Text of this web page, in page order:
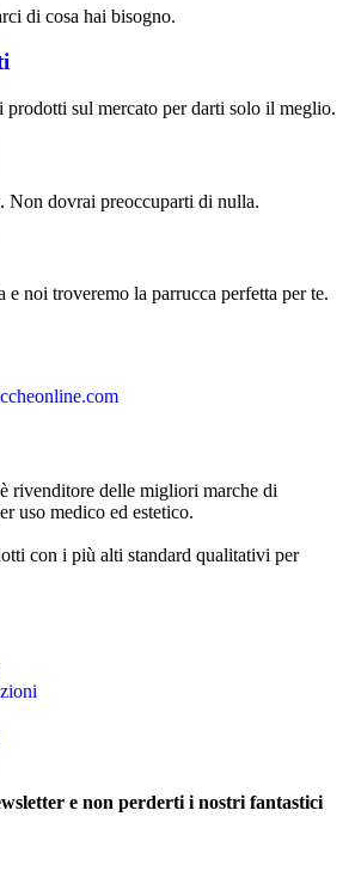
di cosa hai bisogno.
sul mercato per darti solo il meglio.
Non dovrai preoccuparti di nulla.
e noi troveremo la parrucca perfetta per te.
rivenditore delle migliori marche di
uso medico ed estetico.
con i più alti standard qualitativi per
e non perderti i nostri fantastici